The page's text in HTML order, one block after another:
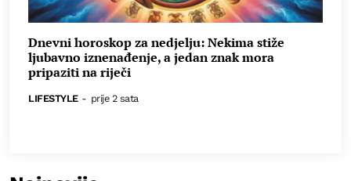
Dnevni horoskop za nedjelju: Nekima stiže
ljubavno iznenađenje, a jedan znak mora
pripaziti na riječi
LIFESTYLE - prije 2 sata